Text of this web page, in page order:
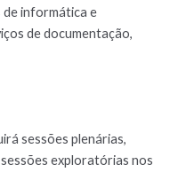
de informática e
de documentação,
sessões plenárias,
exploratórias nos